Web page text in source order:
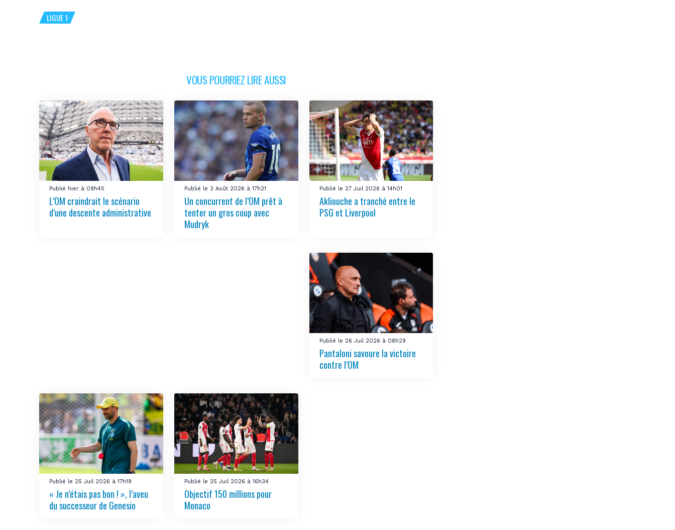
LIGUE 1
VOUS POURRIEZ LIRE AUSSI
Publié hier à 09h45
L’OM craindrait le scénario
d’une descente administrative
Publié le 3 Août 2026 à 17h21
Un concurrent de l’OM prêt à
tenter un gros coup avec
Mudryk
Publié le 27 Juil 2026 à 14h01
Akliouche a tranché entre le
PSG et Liverpool
Publié le 26 Juil 2026 à 08h29
Pantaloni savoure la victoire
contre l’OM
Publié le 25 Juil 2026 à 17h19
« Je n’étais pas bon ! », l’aveu
du successeur de Genesio
Publié le 25 Juil 2026 à 16h34
Objectif 150 millions pour
Monaco